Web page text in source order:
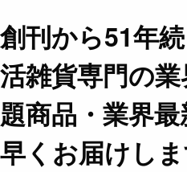
創刊から51年
活雑貨専門の
題商品・業界
早くお届けしま